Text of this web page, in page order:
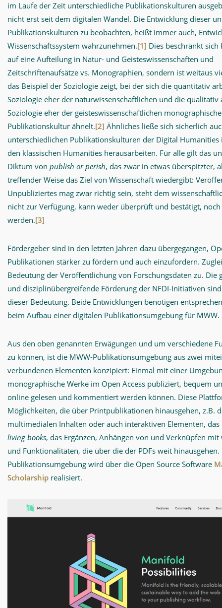
im Laufe der Zeit unterschiedliche Publikationskulturen
nicht erst seit dem digitalen Wandel. Die Entwicklung dieser
Publikationskulturen zu beobachten, heißt immer auch,
Wissenschaftssystem wahrzunehmen.[1] Dies beschränkt
auf eine Aufteilung in Natur- und Geisteswissenschaften und
Zeitschriftenaufsätze vs. Monographien, sondern ist weitaus
das Beispiel der Soziologie zeigt, bei der sich die quantitativ
Soziologie eher der naturwissenschaftlichen und die qualitativ
Soziologie eher der geisteswissenschaftlichen
Publikationskultur ähnelt.[2] Ähnliches ließe sich sicherlich
unterschiedlichen Publikationskulturen der Digital Humanities
den klassischen Humanities herausarbeiten. Für alle gilt das
Diktum von publish or perish, das zwar in etwas überspitzter,
treffender Weise das Ziel von Wissenschaft wiedergibt:
Unpubliziertes mag zwar richtig sein, steht dem
nicht zur Verfügung, kann weder überprüft und bestätigt,
werden.[3]
Fördergeber sind in den letzten Jahren dazu übergegangen,
Publikationen stärker zu fördern und auch einzufordern.
Bedeutung der Veröffentlichung von Forschungsdaten zu. Die
und disziplinübergreifende Förderung der NFDI-Initiativen
dieser Bedeutung. Beide Entwicklungen benötigen
beim Aufbau einer digitalen Publikationsumgebung für MWW.
Aus den oben genannten Erwägungen und um verschiedene
zu können, ist die MWW-Publikationsumgebung aus zwei
verbundenen Elementen konzipiert: Einmal mit einer
monographische Werke im Open Access publiziert, bequem
online gelesen und kommentiert werden können. Diese
Möglichkeiten, die über Printpublikationen hinausgehen, z.B.
multimedialen Inhalten oder auch interaktiven Elementen, das
living books, das Ergänzen, Anhängen von und Verknüpfen
und Funktionalitäten, die über die der PDFs weit hinausgehen.
Publikationsumgebung wird über die Open Source Software
Scholarship realisiert.